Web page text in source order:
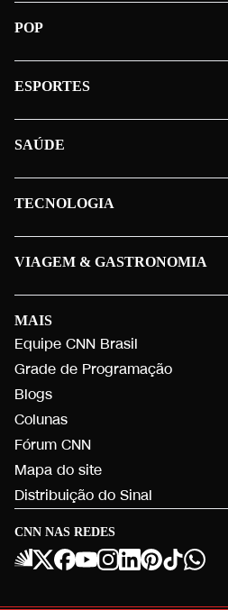
CNN NAS REDES
MAIS
Equipe CNN Brasil
Grade de Programação
Blogs
Colunas
Fórum CNN
Mapa do site
Distribuição do Sinal
POP
ESPORTES
SAÚDE
TECNOLOGIA
VIAGEM & GASTRONOMIA